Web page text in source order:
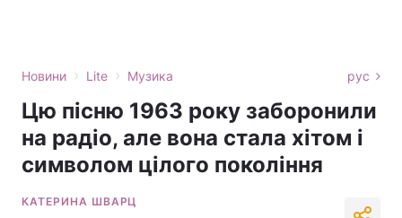
Новини › Lite › Музика рус
Цю пісню 1963 року заборонили
на радіо, але вона стала хітом і
символом цілого покоління
КАТЕРИНА ШВАРЦ